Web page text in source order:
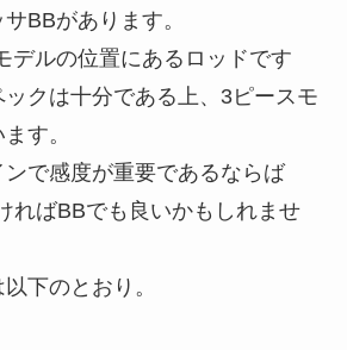
BBがあります。
デルの位置にあるロッドです
クは十分である上、3ピースモ
す。
で感度が重要であるならば
ればBBでも良いかもしれませ
下のとおり。